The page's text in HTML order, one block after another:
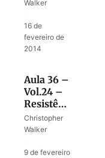
trevas
Walker
16 de
fevereiro de
2014
Aula 36 –
Vol.24 –
Resistência
ao poder
do
Christopher
Walker
9 de fevereiro